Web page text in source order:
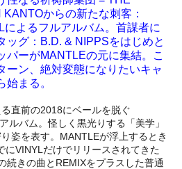
からの新たな刺客：
よるフルアルバム。首謀者に
ッグ：B.D. & NIPPSをはじめと
パーがMANTLEの元に集結。こ
ーン、絶対変態になりたいキャ
始まる。
直前の2018にベールを脱ぐ
ルバム。怪しく黒光りする「美学」
姿を表す。MANTLEが浮上するとき
にVINYLだけでリリースされてきた
続きの曲とREMIXをプラスした普通